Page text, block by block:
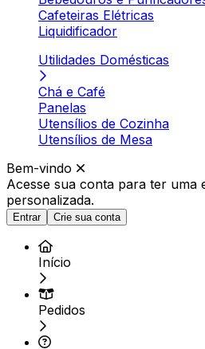
Cafeteiras Elétricas
Liquidificador
Utilidades Domésticas
Chá e Café
Panelas
Utensílios de Cozinha
Utensílios de Mesa
Bem-vindo
Acesse sua conta para ter uma
personalizada.
Entrar Crie sua conta
Início
Pedidos